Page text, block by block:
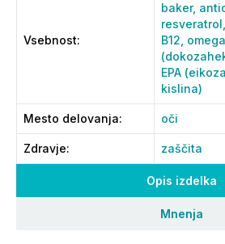
Opis izdelka
Mnenja
Vsebnost:
baker,
resveratrol,
B12,
EPA
kislina)
Mesto delovanja: oči
Zdravje: zaščita